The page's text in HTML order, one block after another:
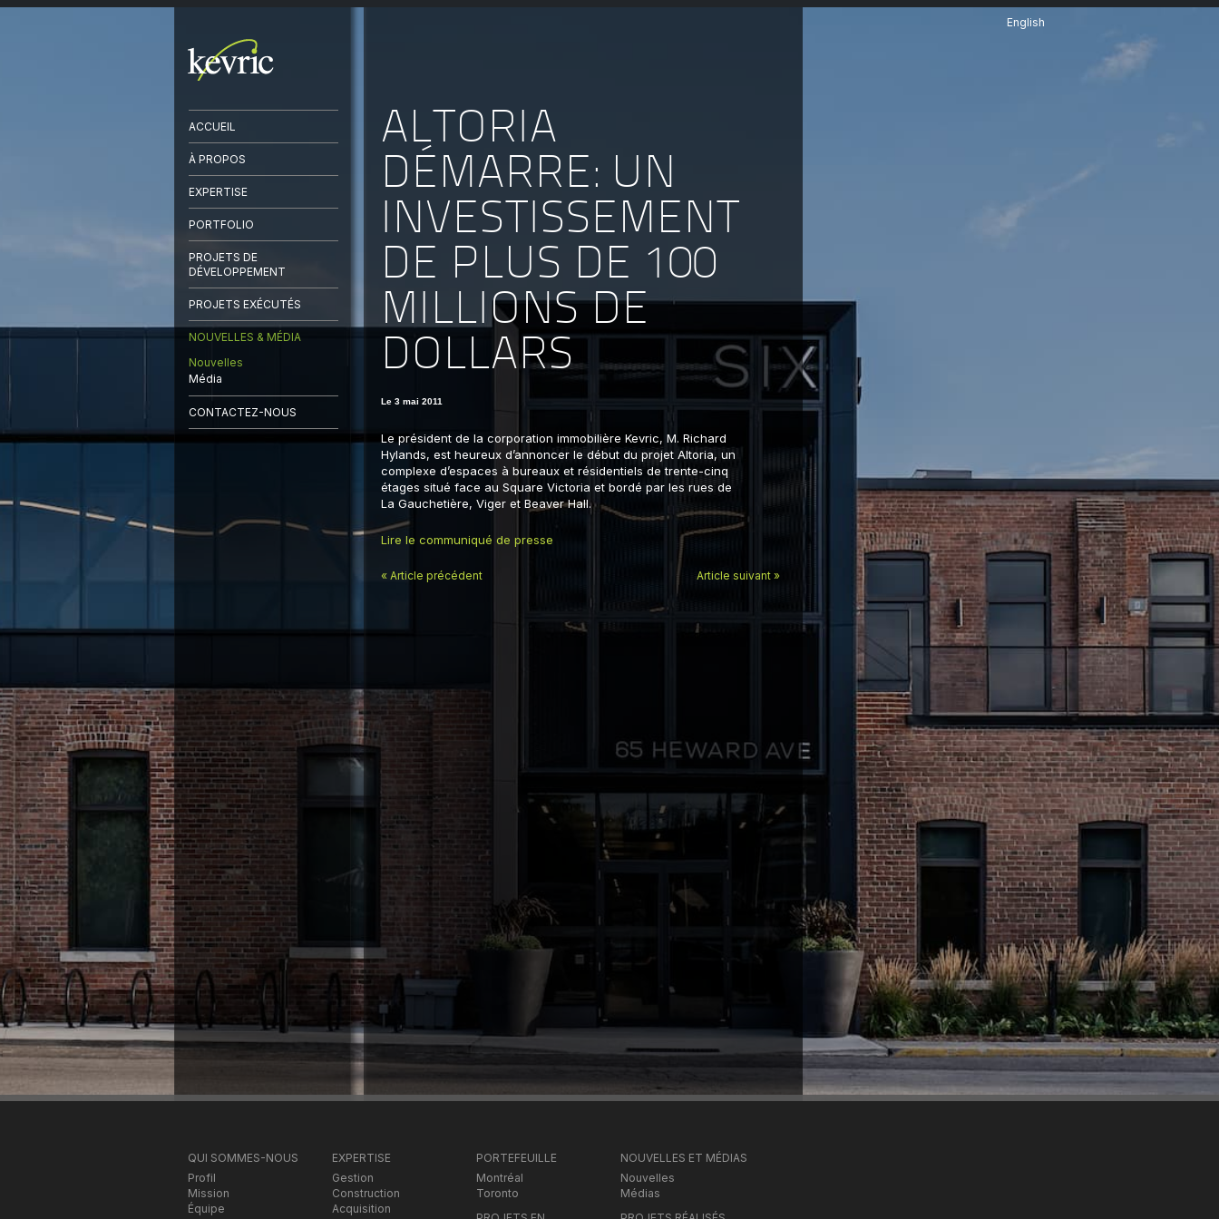
English
ALTORIA
DÉMARRE: UN
INVESTISSEMENT
DE PLUS DE 100
MILLIONS DE
DOLLARS
Le 3 mai 2011
Le président de la corporation immobilière Kevric, M. Richard
Hylands, est heureux d’annoncer le début du projet Altoria, un
complexe d’espaces à bureaux et résidentiels de trente-cinq
étages situé face au Square Victoria et bordé par les rues de
La Gauchetière, Viger et Beaver Hall.
Lire le communiqué de presse
Article suivant »
« Article précédent
ACCUEIL
À PROPOS
EXPERTISE
PORTFOLIO
PROJETS DE
DÉVELOPPEMENT
PROJETS EXÉCUTÉS
NOUVELLES & MÉDIA
Nouvelles
Média
CONTACTEZ-NOUS
QUI SOMMES-NOUS
Profil
Mission
Équipe
EXPERTISE
Gestion
Construction
Acquisition
PORTEFEUILLE
Montréal
Toronto
NOUVELLES ET MÉDIAS
Nouvelles
Médias